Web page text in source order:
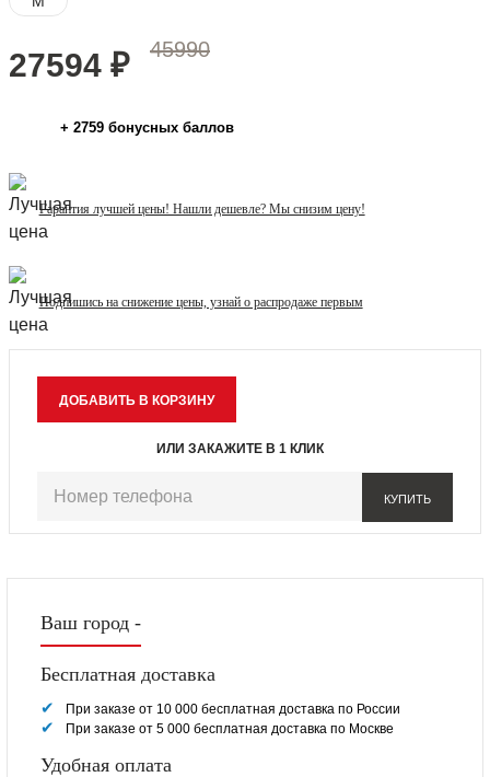
27594 ₽ 45990
+ 2759 бонусных баллов
Гарантия лучшей цены! Нашли дешевле? Мы снизим цену!
Подпишись на снижение цены, узнай о распродаже первым
ИЛИ ЗАКАЖИТЕ В 1 КЛИК
КУПИТЬ
Ваш город -
Бесплатная доставка
При заказе от 10 000 бесплатная доставка по России
При заказе от 5 000 бесплатная доставка по Москве
Удобная оплата